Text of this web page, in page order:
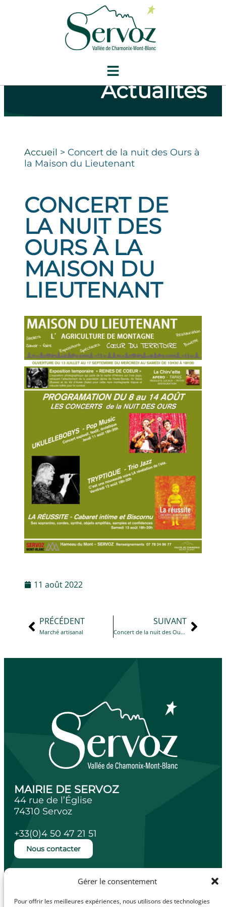
Gérer le consentement
Pour offrir les meilleures expériences, nous utilisons des technologies
Actualités
Accueil > Concert de la nuit des Ours à
la Maison du Lieutenant
CONCERT DE
LA NUIT DES
OURS À LA
MAISON DU
LIEUTENANT
11 août 2022
PRÉCÉDENT
Marché artisanal
SUIVANT
Concert de la nuit des Ours à la Maison du Lieutenant
MAIRIE DE SERVOZ
44 rue de l’Église
74310 Servoz
+33(0)4 50 47 21 51
Nous contacter
Lundi, mardi, jeudi et vendredi de 14h à